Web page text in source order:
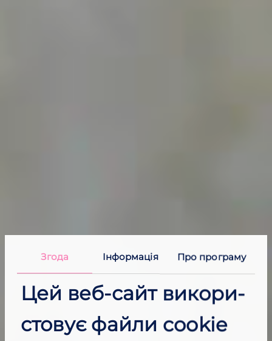
Згода Інфор­мація Про програму
Цей веб-​сайт вико­ри­
стовує файли cookie